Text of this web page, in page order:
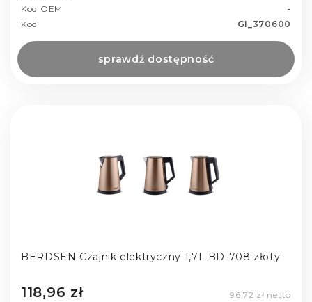
Kod OEM
-
Kod
GI_370600
sprawdź dostępność
BERDSEN Czajnik elektryczny 1,7L BD-708 złoty
118,96 zł 96,72 zł netto